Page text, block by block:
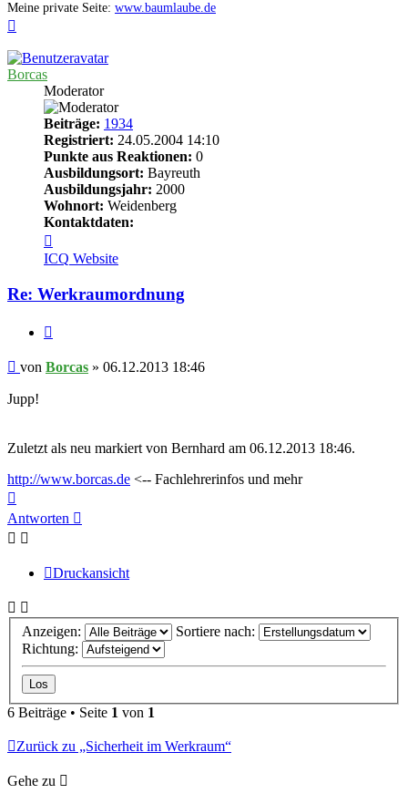
Meine private Seite: www.baumlaube.de
Borcas
Moderator
Beiträge: 1934
Registriert: 24.05.2004 14:10
Punkte aus Reaktionen: 0
Ausbildungsort: Bayreuth
Ausbildungsjahr: 2000
Wohnort: Weidenberg
Kontaktdaten:
von
Borcas
ICQ Website
Re: Werkraumordnung
Beitrag
von Borcas » 06.12.2013 18:46
Jupp!
Zuletzt als neu markiert von Bernhard am 06.12.2013 18:46.
http://www.borcas.de <-- Fachlehrerinfos und mehr
oben
Antworten
Druckansicht
Anzeigen:
Sortiere nach:
Richtung:
6 Beiträge • Seite 1 von 1
Zurück zu „Sicherheit im Werkraum“
Gehe zu